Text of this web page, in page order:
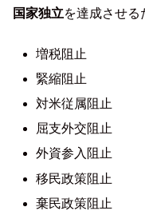
国家独立を達成させる
増税阻止
緊縮阻止
対米従属阻止
屈支外交阻止
外資参入阻止
移民政策阻止
棄民政策阻止